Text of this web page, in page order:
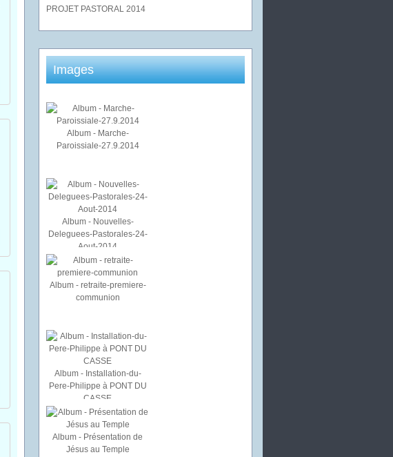
PROJET PASTORAL 2014
Images
Album - Marche-
Paroissiale-27.9.2014
Album - Nouvelles-
Deleguees-Pastorales-24-
Aout-2014
Album - retraite-premiere-
communion
Album - Installation-du-
Pere-Philippe à PONT DU
CASSE
Album - Présentation de
Jésus au Temple